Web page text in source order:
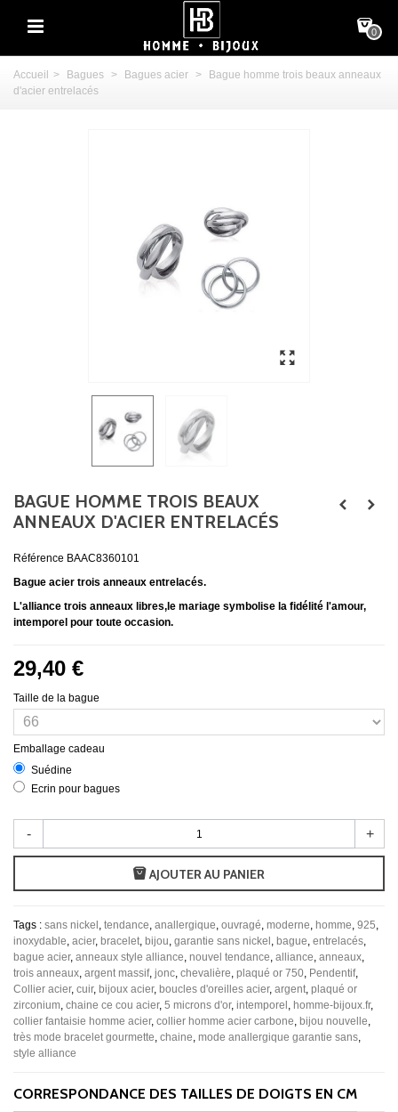
0
Accueil > Bagues > Bagues acier >
Bague homme trois beaux anneaux
d'acier entrelacés
BAGUE HOMME TROIS BEAUX
ANNEAUX D'ACIER ENTRELACÉS
Référence BAAC8360101
Bague acier trois anneaux entrelacés.
L'alliance trois anneaux libres,le mariage symbolise la fidélité l'amour,
intemporel pour toute occasion.
29,40 €
Taille de la bague
Emballage cadeau
Suédine
Ecrin pour bagues
- +
AJOUTER AU PANIER
Tags : sans nickel , tendance, anallergique, ouvragé, moderne, homme, 925,
inoxydable, acier, bracelet, bijou, garantie sans nickel , bague, entrelacés,
bague acier, anneaux style alliance, nouvel tendance, alliance, anneaux,
trois anneaux, argent massif, jonc, chevalière, plaqué or 750, Pendentif,
Collier acier, cuir, bijoux acier, boucles d'oreilles acier, argent, plaqué or
zirconium, chaine ce cou acier, 5 microns d'or, intemporel , homme-bijoux.fr,
collier fantaisie homme acier, collier homme acier carbone, bijou nouvelle,
très mode bracelet gourmette, chaine, mode anallergique garantie sans,
style alliance
CORRESPONDANCE DES TAILLES DE DOIGTS EN CM